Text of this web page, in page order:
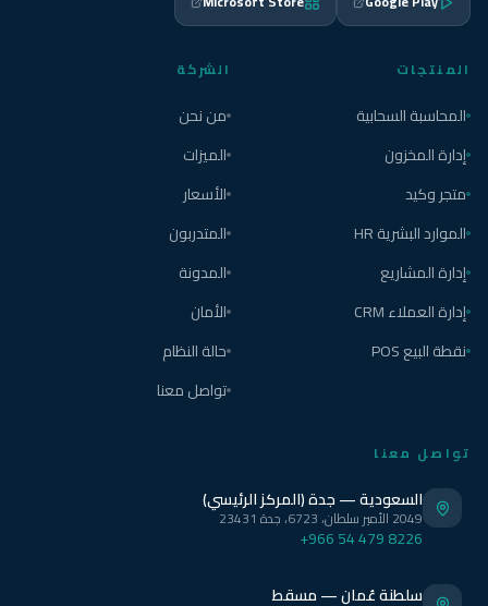
المنتجات
المحاسبة السحابية
إدارة المخزون
متجر وكيد
الموارد البشرية HR
إدارة المشاريع
إدارة العملاء CRM
نقطة البيع POS
الشركة
من نحن
الميزات
الأسعار
المتدربون
المدونة
الأمان
حالة النظام
تواصل معنا
تواصل معنا
السعودية — جدة (المركز الرئيسي)
2049 الأمير سلطان، 6723، جدة 23431
+966 54 479 8226
سلطنة عُمان — مسقط